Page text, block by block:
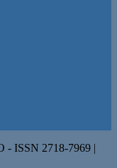
- ISSN 2718-7969 |